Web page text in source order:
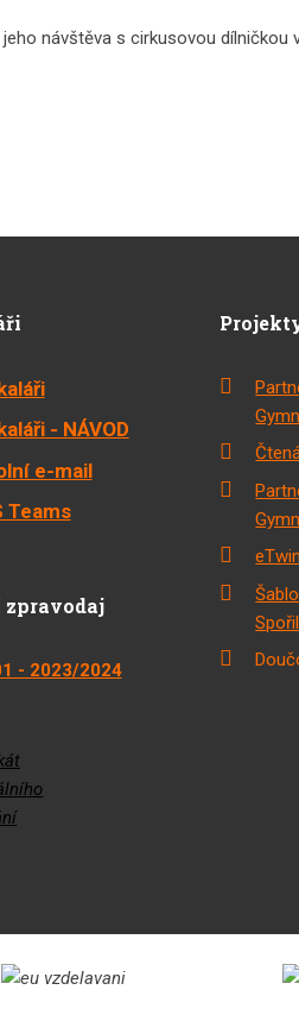
návštěva s cirkusovou dílničkou
- NÁVOD
e-mail
Teams
- 2023/2024